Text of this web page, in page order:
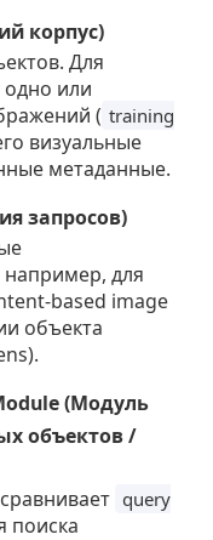
корпус)
Для
одно или
( training
визуальные
метаданные.
запросов)
например, для
based image
объекта
(Модуль
объектов /
query
поиска